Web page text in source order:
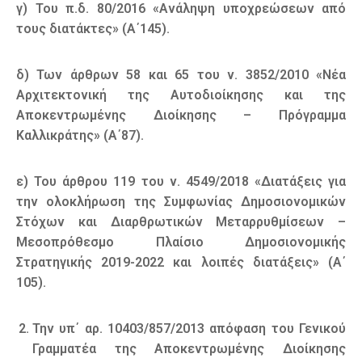
γ) Του π.δ. 80/2016 «Ανάληψη υποχρεώσεων από
τους διατάκτες» (Α΄145).
δ) Των άρθρων 58 και 65 του ν. 3852/2010 «Νέα
Αρχιτεκτονική της Αυτοδιοίκησης και της
Αποκεντρωμένης Διοίκησης – Πρόγραμμα
Καλλικράτης» (Α΄87).
ε) Του άρθρου 119 του ν. 4549/2018 «Διατάξεις για
την ολοκλήρωση της Συμφωνίας Δημοσιονομικών
Στόχων και Διαρθρωτικών Μεταρρυθμίσεων –
Μεσοπρόθεσμο Πλαίσιο Δημοσιονομικής
Στρατηγικής 2019-2022 και λοιπές διατάξεις» (Α΄
105).
Την υπ΄ αρ. 10403/857/2013 απόφαση του Γενικού
Γραμματέα της Αποκεντρωμένης Διοίκησης